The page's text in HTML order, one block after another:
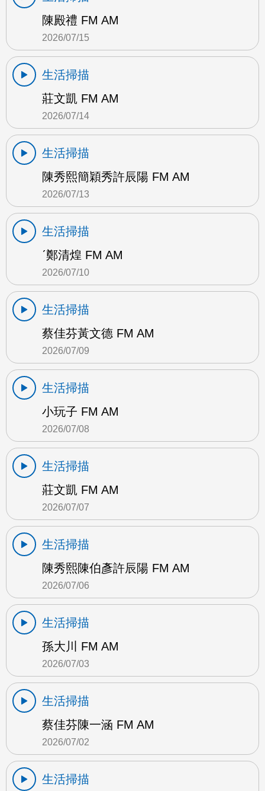
陳殿禮 FM AM
2026/07/15
生活掃描
莊文凱 FM AM
2026/07/14
生活掃描
陳秀熙簡穎秀許辰陽 FM AM
2026/07/13
生活掃描
ˊ鄭清煌 FM AM
2026/07/10
生活掃描
蔡佳芬黃文德 FM AM
2026/07/09
生活掃描
小玩子 FM AM
2026/07/08
生活掃描
莊文凱 FM AM
2026/07/07
生活掃描
陳秀熙陳伯彥許辰陽 FM AM
2026/07/06
生活掃描
孫大川 FM AM
2026/07/03
生活掃描
蔡佳芬陳一涵 FM AM
2026/07/02
生活掃描